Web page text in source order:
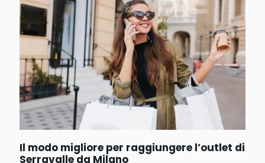
Il modo migliore per raggiungere l’outlet di
Serravalle da Milano